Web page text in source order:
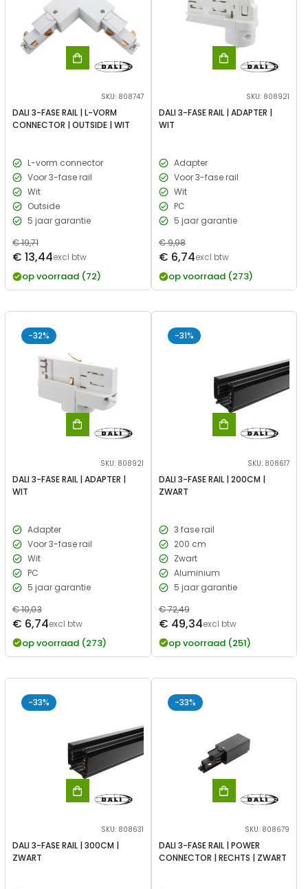
SKU: 808747
DALI 3-FASE RAIL | L-VORM
CONNECTOR | OUTSIDE | WIT
L-vorm connector
Voor 3-fase rail
Wit
Outside
5 jaar garantie
Verkoopprijs
Normale
prijs
€ 19,71
€ 13,44excl btw
op voorraad (72)
SKU: 808921
DALI 3-FASE RAIL | ADAPTER |
WIT
Adapter
Voor 3-fase rail
Wit
PC
5 jaar garantie
Verkoopprijs
Normale
prijs
€ 9,98
€ 6,74excl btw
op voorraad (273)
-32%
SKU: 808921
DALI 3-FASE RAIL | ADAPTER |
WIT
Adapter
Voor 3-fase rail
Wit
PC
5 jaar garantie
Verkoopprijs
Normale
prijs
€ 10,03
€ 6,74excl btw
op voorraad (273)
-31%
SKU: 808617
DALI 3-FASE RAIL | 200CM |
ZWART
3 fase rail
200 cm
Zwart
Aluminium
5 jaar garantie
Verkoopprijs
Normale
prijs
€ 72,49
€ 49,34excl btw
op voorraad (251)
-33%
SKU: 808631
DALI 3-FASE RAIL | 300CM |
ZWART
-33%
SKU: 808679
DALI 3-FASE RAIL | POWER
CONNECTOR | RECHTS | ZWART